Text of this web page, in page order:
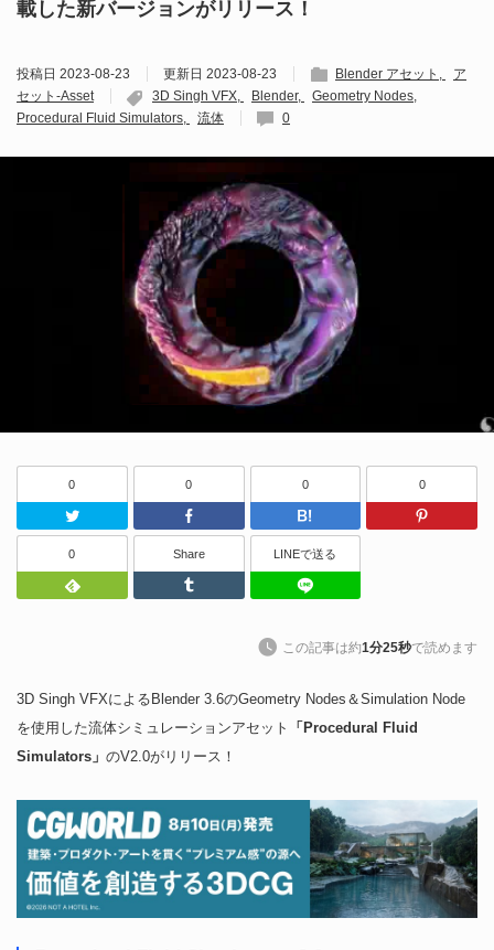
載した新バージョンがリリース！
投稿日 2023-08-23 更新日 2023-08-23 Blender アセット
ア
セット-Asset
3D Singh VFX Blender
Geometry Nodes
Procedural Fluid Simulators
流体 0
0
Twitter
0
Facebook
0
はてなブッ
0
0
Feedly
Share
Tumblr
LINEで送る
この記事は約1分25秒で読めます
3D Singh VFXによるBlender 3.6のGeometry Nodes＆Simulation Node
を使用した流体シミュレーションアセット
「Procedural Fluid
Simulators」 のV2.0がリリース！